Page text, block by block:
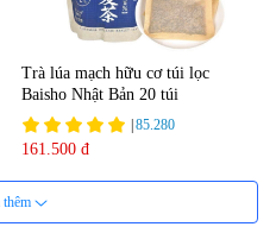
Trà lúa mạch hữu cơ túi lọc
Baisho Nhật Bản 20 túi
85.280
161.500 đ